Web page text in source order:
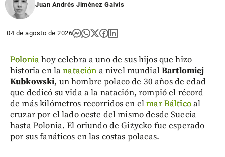
Juan Andrés Jiménez Galvis
04 de agosto de 2026
Poloniahoy celebra a uno de sus hijos que hizo
historia en lanatacióna nivel mundialBartlomiej
Kubkowski, un hombre polaco de 30 años de edad
que dedicó su vida a la natación, rompió el récord
de más kilómetros recorridos en elmar Bálticoal
cruzar por el lado oeste del mismo desde Suecia
hasta Polonia. El oriundo de Giżycko fue esperado
por sus fanáticos en las costas polacas.